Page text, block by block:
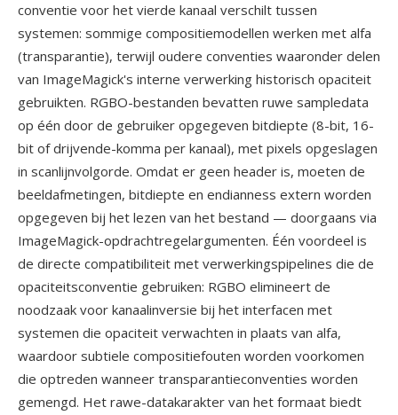
conventie voor het vierde kanaal verschilt tussen
systemen: sommige compositiemodellen werken met alfa
(transparantie), terwijl oudere conventies waaronder delen
van ImageMagick's interne verwerking historisch opaciteit
gebruikten. RGBO-bestanden bevatten ruwe sampledata
op één door de gebruiker opgegeven bitdiepte (8-bit, 16-
bit of drijvende-komma per kanaal), met pixels opgeslagen
in scanlijnvolgorde. Omdat er geen header is, moeten de
beeldafmetingen, bitdiepte en endianness extern worden
opgegeven bij het lezen van het bestand — doorgaans via
ImageMagick-opdrachtregelargumenten. Één voordeel is
de directe compatibiliteit met verwerkingspipelines die de
opaciteitsconventie gebruiken: RGBO elimineert de
noodzaak voor kanaalinversie bij het interfacen met
systemen die opaciteit verwachten in plaats van alfa,
waardoor subtiele compositiefouten worden voorkomen
die optreden wanneer transparantieconventies worden
gemengd. Het rawe-datakarakter van het formaat biedt